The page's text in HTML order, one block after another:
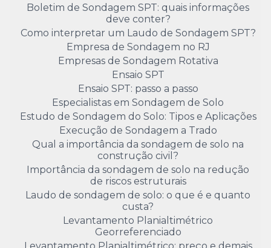
Boletim de Sondagem SPT: quais informações
deve conter?
Como interpretar um Laudo de Sondagem SPT?
Empresa de Sondagem no RJ
Empresas de Sondagem Rotativa
Ensaio SPT
Ensaio SPT: passo a passo
Especialistas em Sondagem de Solo
Estudo de Sondagem do Solo: Tipos e Aplicações
Execução de Sondagem a Trado
Qual a importância da sondagem de solo na
construção civil?
Importância da sondagem de solo na redução
de riscos estruturais
Laudo de sondagem de solo: o que é e quanto
custa?
Levantamento Planialtimétrico
Georreferenciado